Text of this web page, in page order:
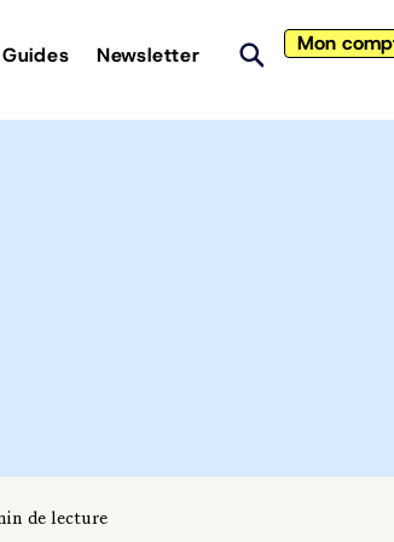
Guides Newsletter Mon
de lecture